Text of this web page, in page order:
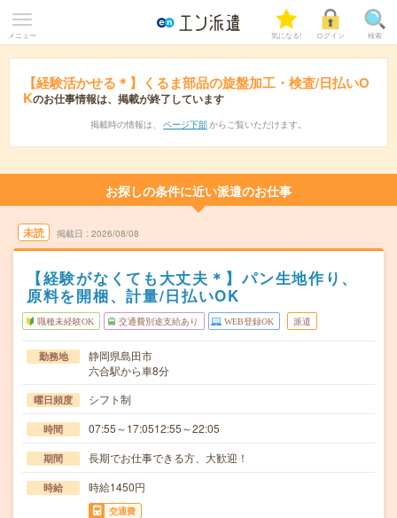
メニュー 気になる! ログイン 検索
【経験活かせる＊】くるま部品の旋盤加工・検査/日払いO
Kのお仕事情報は、掲載が終了しています
掲載時の情報は、 ページ下部 からご覧いただけます。
お探しの条件に近い派遣のお仕事
未読 掲載日 2026/08/08
【経験がなくても大丈夫＊】パン生地作り、
原料を開梱、計量/日払いOK
職種未経験OK 交通費別途支給あり WEB登録OK 派遣
勤務地
静岡県島田市
六合駅から車8分
曜日頻度 シフト制
時間 07:55～17:0512:55～22:05
期間 長期でお仕事できる方、大歓迎！
時給 時給1450円
交通費